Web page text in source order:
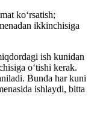
koʻrsatish;
ikkinchisiga
ish kunidan
oʻtishi kerak.
Bunda har kuni
ishlaydi, bitta